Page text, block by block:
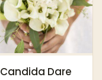
Candida Dare